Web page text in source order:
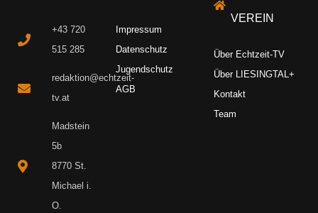
+43 720
515 285
redaktion@echtzeit-
tv.at
Madstein
5b
8770 St.
Michael i.
O.
Impressum
Datenschutz
Jugendschutz
AGB
VEREIN
Über Echtzeit-TV
Über LIESINGTAL+
Kontakt
Team